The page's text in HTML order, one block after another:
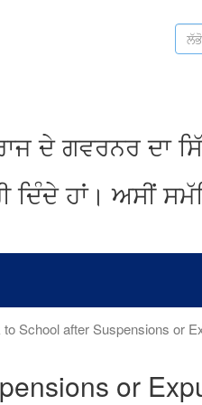
ਲੱਭੋ
ਦੇ ਗਵਰਨਰ ਦਾ
ਦਿੰਦੇ ਹਾਂ। ਅਸੀਂ
School after Suspensions or
or